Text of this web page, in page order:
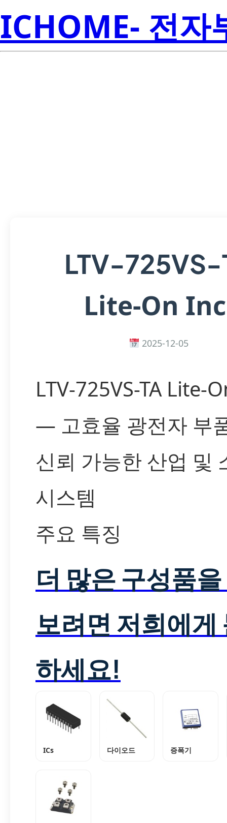
ICHOME- 전자
LTV-725VS-
Lite-On
2025-12-05
LTV-725VS-TA Lite-
— 고효율 광전자 부
신뢰 가능한 산업 및
시스템
주요 특징
더 많은 구성품
보려면 저희에게
하세요!
ICs 다이오드 증폭기